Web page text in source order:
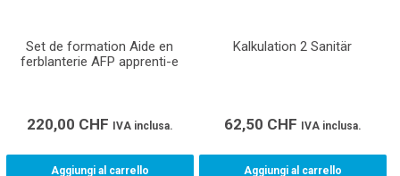
Set de formation Aide en
ferblanterie AFP apprenti-e
220,00 CHF IVA inclusa.
Aggiungi al carrello
Kalkulation 2 Sanitär
62,50 CHF IVA inclusa.
Aggiungi al carrello